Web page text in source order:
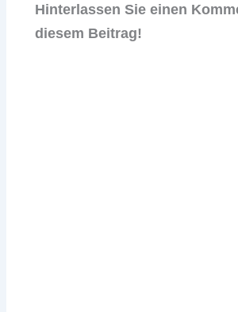
Hinterlassen Sie einen
diesem Beitrag!